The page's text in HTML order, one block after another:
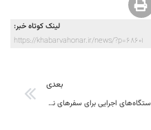
لینک کوتاه خبر:
https://khabarvahonar.ir/news/?p=68601
بعدی
دستگاه‌های اجرایی برای سفرهای نوروزی آمادگی داشته باشند